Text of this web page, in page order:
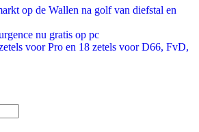
op de Wallen na golf van diefstal en
nu gratis op pc
voor Pro en 18 zetels voor D66, FvD,